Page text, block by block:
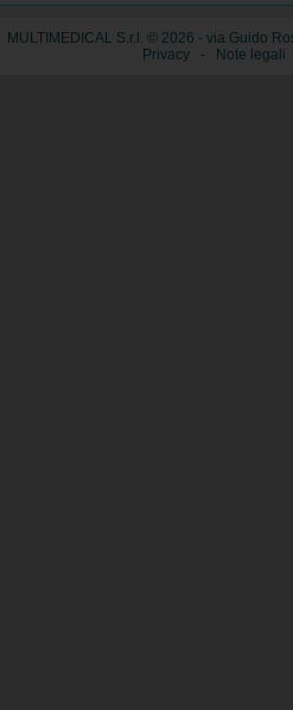
MULTIMEDICAL S.r.l. © 2026 - via Guido
Privacy - Note legali